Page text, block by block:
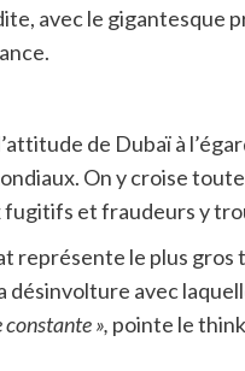
avec le gigantesque
de Dubaï à
On y croise
fugitifs et fraudeurs y
représente le plus
avec
constante », pointe le